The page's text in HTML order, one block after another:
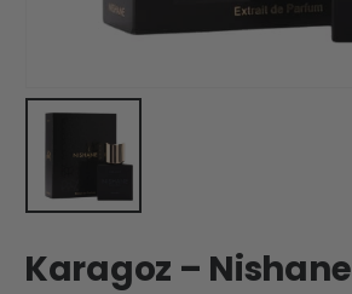
Karagoz – Nishane